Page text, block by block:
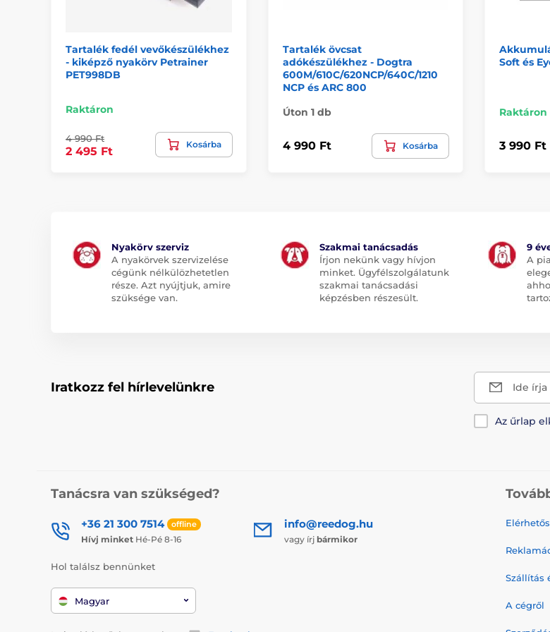
Tartalék fedél vevőkészülékhez
- kiképző nyakörv Petrainer
PET998DB
Raktáron
4 990 Ft
2 495 Ft
Kosárba
Tartalék övcsat
adókészülékhez - Dogtra
600M/610C/620NCP/640C/1210
NCP és ARC 800
Úton 1 db
4 990 Ft Kosárba
Soft és
Raktáron
3 990 Ft
Nyakörv szerviz
A nyakörvek szervizelése
cégünk nélkülözhetetlen
része. Azt nyújtjuk, amire
szüksége van.
Szakmai tanácsadás
Írjon nekünk vagy hívjon
minket. Ügyfélszolgálatunk
szakmai tanácsadási
képzésben részesült.
9
A
Iratkozz fel hírlevelünkre Ide
Az űrlap
Tanácsra van szükséged?
+36 21 300 7514 offline
Hívj minket Hé-Pé 8-16
info@reedog.hu
vagy írj bármikor
Hol találsz bennünket
Magyar
Szállítás
A cégről